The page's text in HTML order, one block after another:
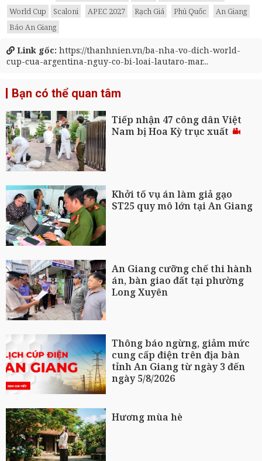
World Cup
Scaloni APEC 2027 Rạch Giá Phú Quốc
An Giang
Báo An Giang
Link gốc: https://thanhnien.vn/ba-nha-vo-dich-world-
cup-cua-argentina-nguy-co-bi-loai-lautaro-mar...
Bạn có thể quan tâm
Tiếp nhận 47 công dân Việt
Nam bị Hoa Kỳ trục xuất
Khởi tố vụ án làm giả gạo
ST25 quy mô lớn tại An Giang
An Giang cưỡng chế thi hành
án, bàn giao đất tại phường
Long Xuyên
Thông báo ngừng, giảm mức
cung cấp điện trên địa bàn
tỉnh An Giang từ ngày 3 đến
ngày 5/8/2026
Hương mùa hè